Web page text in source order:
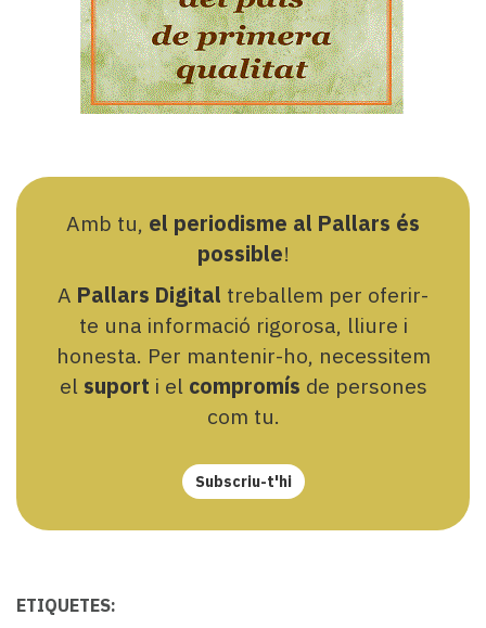
Amb tu, el periodisme al Pallars és
possible!
A Pallars Digital treballem per oferir-
te una informació rigorosa, lliure i
honesta. Per mantenir-ho, necessitem
el suport i el compromís de persones
com tu.
Subscriu-t'hi
ETIQUETES: